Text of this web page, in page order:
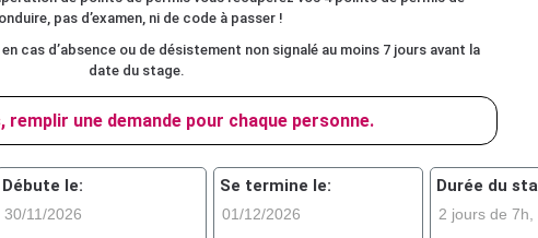
pas d’examen, ni de code à passer !
cas d’absence ou de désistement non signalé au moins 7 jours avant la
date du stage.
une demande pour chaque personne.
Débute le:
30/11/2026
Se termine le:
01/12/2026
Durée du
2 jours de 7h,